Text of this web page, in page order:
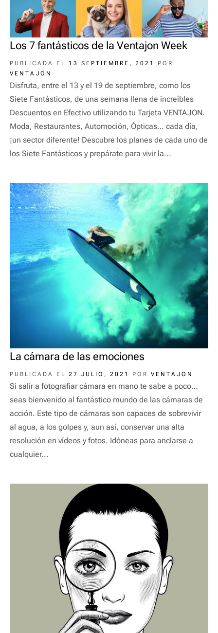
Los 7 fantásticos de la Ventajon Week
PUBLICADA EL 13 SEPTIEMBRE, 2021
POR
VENTAJON
Disfruta, entre el 13 y el 19 de septiembre, como los
Siete Fantásticos, de una semana llena de increíbles
Descuentos en Efectivo utilizando tu Tarjeta VENTAJON.
Moda, Restaurantes, Automoción, Ópticas… cada día,
¡un sector diferente! Descubre los planes de cada uno de
los Siete Fantásticos y prepárate para vivir la...
La cámara de las emociones
PUBLICADA EL 27 JULIO, 2021 POR VENTAJON
Si salir a fotografiar cámara en mano te sabe a poco…
seas bienvenido al fantástico mundo de las cámaras de
acción. Este tipo de cámaras son capaces de sobrevivir
al agua, a los golpes y, aun así, conservar una alta
resolución en vídeos y fotos. Idóneas para anclarse a
cualquier...